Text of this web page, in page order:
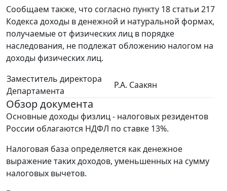
Сообщаем также, что согласно пункту 18 статьи 217
Кодекса доходы в денежной и натуральной формах,
получаемые от физических лиц в порядке
наследования, не подлежат обложению налогом на
доходы физических лиц.
Заместитель директора
Департамента
Р.А. Саакян
Обзор документа
Основные доходы физлиц - налоговых резидентов
России облагаются НДФЛ по ставке 13%.
Налоговая база определяется как денежное
выражение таких доходов, уменьшенных на сумму
налоговых вычетов.